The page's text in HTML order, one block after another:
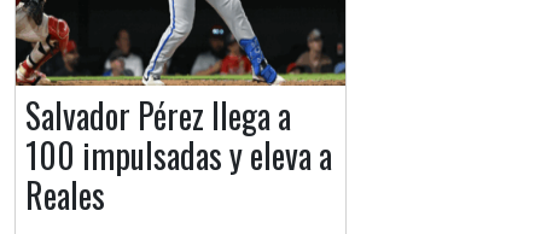
Salvador Pérez llega a
100 impulsadas y eleva a
Reales